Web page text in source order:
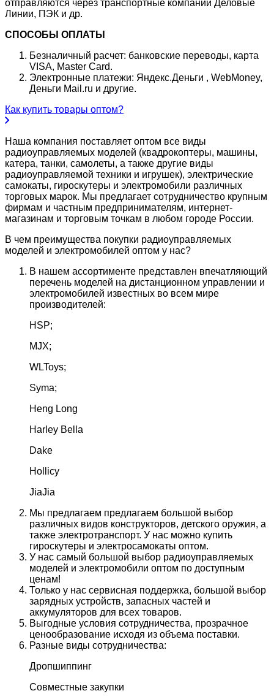
отправляются через транспортные компании Деловые
Линии, ПЭК и др.
СПОСОБЫ ОПЛАТЫ
Безналичный расчет: банковские переводы, карта
VISA, Master Card.
Электронные платежи: Яндекс.Деньги , WebMoney,
Деньги Mail.ru и другие.
Как купить товары оптом?
Наша компания поставляет оптом все виды
радиоуправляемых моделей (квадрокоптеры, машины,
катера, танки, самолеты, а также другие виды
радиоуправляемой техники и игрушек), электрические
самокаты, гироскутеры и электромобили различных
торговых марок. Мы предлагает сотрудничество крупным
фирмам и частным предпринимателям, интернет-
магазинам и торговым точкам в любом городе России.
В чем преимущества покупки радиоуправляемых
моделей и электромобилей оптом у нас?
В нашем ассортименте представлен впечатляющий
перечень моделей на дистанционном управлении и
электромобилей известных во всем мире
производителей:
HSP;
MJX;
WLToys;
Syma;
Heng Long
Harley Bella
Dake
Hollicy
JiaJia
Мы предлагаем предлагаем большой выбор
различных видов конструкторов, детского оружия, а
также электротранспорт. У нас можно купить
гироскутеры и электросамокаты оптом.
У нас самый большой выбор радиоуправляемых
моделей и электромобили оптом по доступным
ценам!
Только у нас сервисная поддержка, большой выбор
зарядных устройств, запасных частей и
аккумуляторов для всех товаров.
Выгодные условия сотрудничества, прозрачное
ценообразование исходя из объема поставки.
Разные виды сотрудничества:
Дропшиппинг
Совместные закупки